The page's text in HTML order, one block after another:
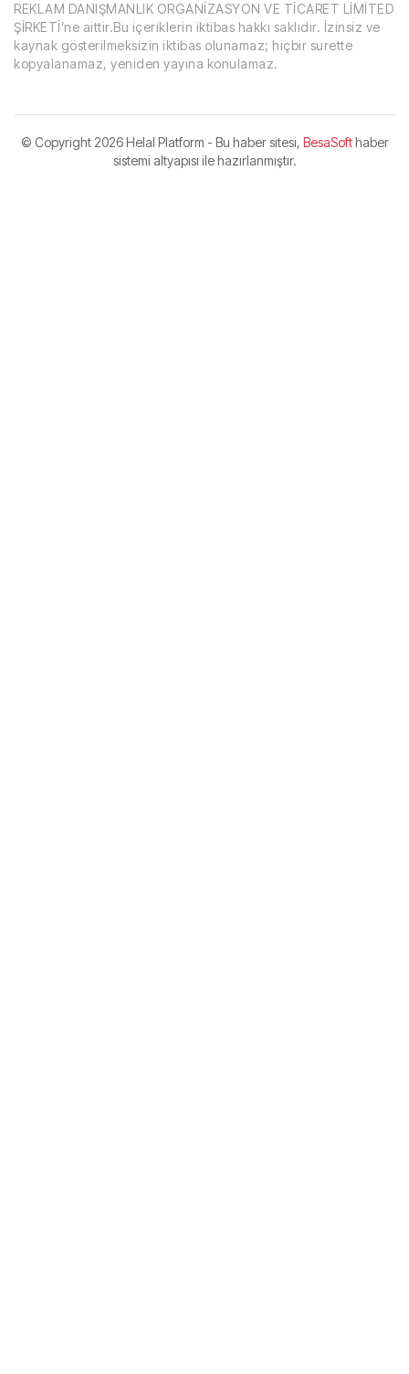
REKLAM DANIŞMANLIK ORGANİZASYON VE TİCARET LİMİTED
ŞİRKETİ’ne aittir.Bu içeriklerin iktibas hakkı saklıdır. İzinsiz ve
kaynak gösterilmeksizin iktibas olunamaz; hiçbir surette
kopyalanamaz, yeniden yayına konulamaz.
© Copyright2026 Helal Platform - Bu haber sitesi, BesaSofthaber
sistemi altyapısı ile hazırlanmıştır.